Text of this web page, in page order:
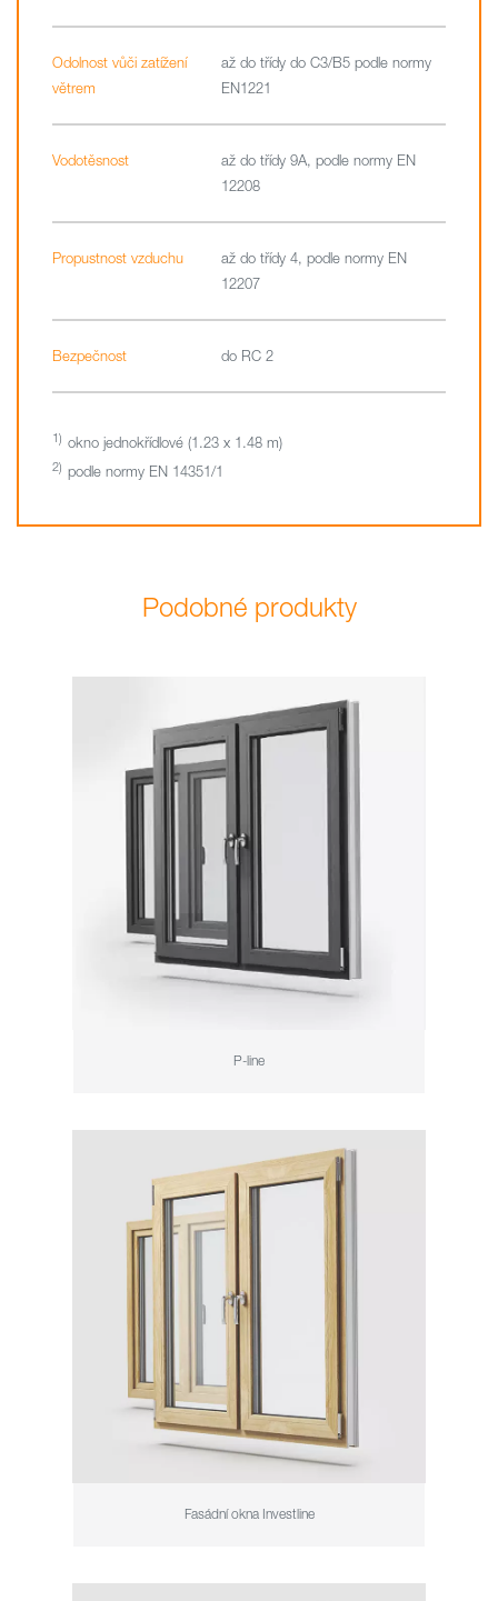
Odolnost vůči zatížení
větrem
až do třídy do C3/B5 podle normy
EN1221
Vodotěsnost
až do třídy 9A, podle normy EN
12208
Propustnost vzduchu
až do třídy 4, podle normy EN
12207
Bezpečnost do RC 2
okno jednokřídlové (1.23 x 1.48 m)
podle normy EN 14351/1
Podobné produkty
P-line
Fasádní okna Investline